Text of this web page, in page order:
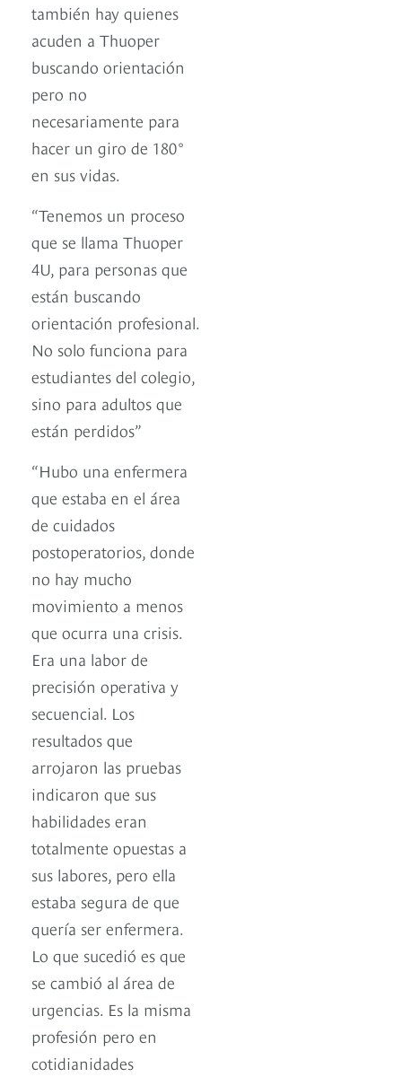
también hay quienes
acuden a Thuoper
buscando orientación
pero no
necesariamente para
hacer un giro de 180°
en sus vidas.
“Tenemos un proceso
que se llama Thuoper
4U, para personas que
están buscando
orientación profesional.
No solo funciona para
estudiantes del colegio,
sino para adultos que
están perdidos”
“Hubo una enfermera
que estaba en el área
de cuidados
postoperatorios, donde
no hay mucho
movimiento a menos
que ocurra una crisis.
Era una labor de
precisión operativa y
secuencial. Los
resultados que
arrojaron las pruebas
indicaron que sus
habilidades eran
totalmente opuestas a
sus labores, pero ella
estaba segura de que
quería ser enfermera.
Lo que sucedió es que
se cambió al área de
urgencias. Es la misma
profesión pero en
cotidianidades